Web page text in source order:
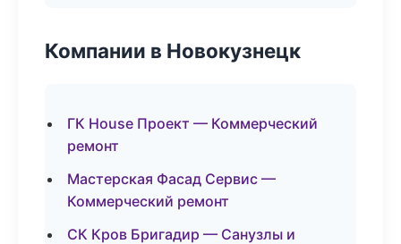
Компании в Новокузнецк
ГК House Проект — Коммерческий
ремонт
Мастерская Фасад Сервис —
Коммерческий ремонт
СК Кров Бригадир — Санузлы и